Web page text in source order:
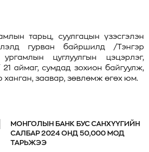
тарьц, суулгацын үзэсгэлэн
гурван байршилд /Тэнгэр
цуглуулгын цэцэрлэг,
аймаг, сумдад зохион байгуулж,
ханган, заавар, зөвлөмж өгөх юм.
МОНГОЛЫН БАНК БУС САНХҮҮГИЙН
САЛБАР 2024 ОНД 50,000 МОД
ТАРЬЖЭЭ